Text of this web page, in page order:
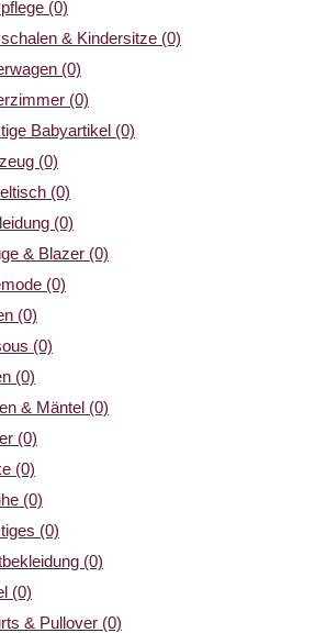
(0)
& Kindersitze (0)
(0)
(0)
Babyartikel (0)
(0)
(0)
(0)
& Blazer (0)
(0)
(0)
(0)
(0)
& Mäntel (0)
(0)
(0)
(0)
(0)
(0)
(0)
& Pullover (0)